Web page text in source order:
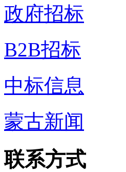
政府招标
B2B招标
中标信息
蒙古新闻
联系方式